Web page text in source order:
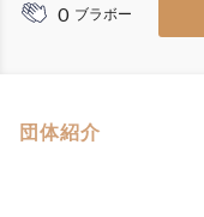
0 ブラボー
団体紹介